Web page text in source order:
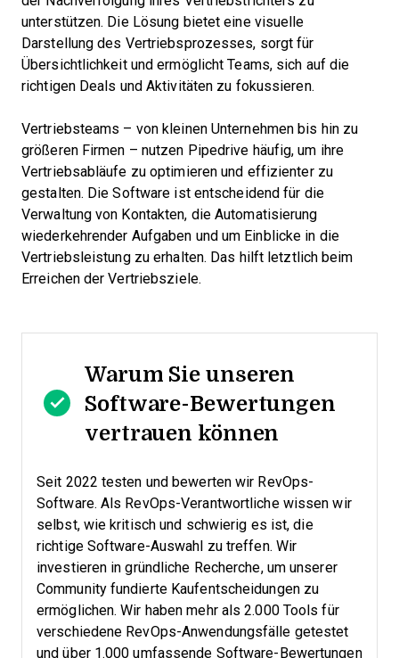
unterstützen. Die Lösung bietet eine visuelle
Darstellung des Vertriebsprozesses, sorgt für
Übersichtlichkeit und ermöglicht Teams, sich auf die
richtigen Deals und Aktivitäten zu fokussieren.
Vertriebsteams – von kleinen Unternehmen bis hin zu
größeren Firmen – nutzen Pipedrive häufig, um ihre
Vertriebsabläufe zu optimieren und effizienter zu
gestalten. Die Software ist entscheidend für die
Verwaltung von Kontakten, die Automatisierung
wiederkehrender Aufgaben und um Einblicke in die
Vertriebsleistung zu erhalten. Das hilft letztlich beim
Erreichen der Vertriebsziele.
Warum Sie unseren
Software-Bewertungen
vertrauen können
Seit 2022 testen und bewerten wir RevOps-
Software. Als RevOps-Verantwortliche wissen wir
selbst, wie kritisch und schwierig es ist, die
richtige Software-Auswahl zu treffen. Wir
investieren in gründliche Recherche, um unserer
Community fundierte Kaufentscheidungen zu
ermöglichen. Wir haben mehr als 2.000 Tools für
verschiedene RevOps-Anwendungsfälle getestet
und über 1.000 umfassende Software-Bewertungen